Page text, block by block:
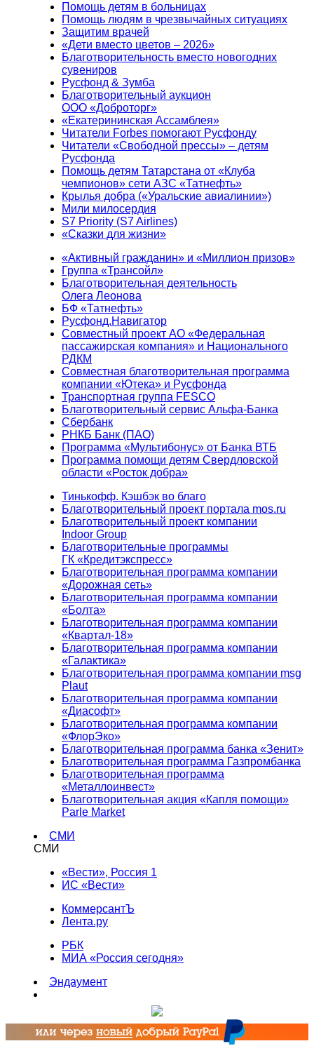
Помощь детям в больницах
Помощь людям в чрезвычайных ситуациях
Защитим врачей
«Дети вместо цветов – 2026»
Благотворительность вместо новогодних
сувениров
Русфонд & Зумба
Благотворительный аукцион
ООО «Доброторг»
«Екатерининская Ассамблея»
Читатели Forbes помогают Русфонду
Читатели «Свободной прессы» – детям
Русфонда
Помощь детям Татарстана от «Клуба
чемпионов» сети АЗС «Татнефть»
Крылья добра («Уральские авиалинии»)
Мили милосердия
S7 Priority (S7 Airlines)
«Сказки для жизни»
«Активный гражданин» и «Миллион призов»
Группа «Трансойл»
Благотворительная деятельность
Олега Леонова
БФ «Татнефть»
Русфонд.Навигатор
Совместный проект АО «Федеральная
пассажирская компания» и Национального
РДКМ
Совместная благотворительная программа
компании «Ютека» и Русфонда
Транспортная группа FESCO
Благотворительный сервис Альфа-Банка
Сбербанк
РНКБ Банк (ПАО)
Программа «Мультибонус» от Банка ВТБ
Программа помощи детям Свердловской
области «Росток добра»
Тинькофф. Кэшбэк во благо
Благотворительный проект портала mos.ru
Благотворительный проект компании
Indoor Group
Благотворительные программы
ГК «Кредитэкспресс»
Благотворительная программа компании
«Дорожная сеть»
Благотворительная программа компании
«Болта»
Благотворительная программа компании
«Квартал-18»
Благотворительная программа компании
«Галактика»
Благотворительная программа компании msg
Plaut
Благотворительная программа компании
«Диасофт»
Благотворительная программа компании
«ФлорЭко»
Благотворительная программа банка «Зенит»
Благотворительная программа Газпромбанка
Благотворительная программа
«Металлоинвест»
Благотворительная акция «Капля помощи»
Parle Market
СМИ
СМИ
«Вести», Россия 1
ИС «Вести»
КоммерсантЪ
Лента.ру
РБК
МИА «Россия сегодня»
Эндаумент